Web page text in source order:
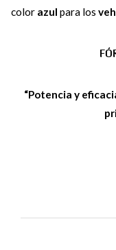
colorazul para los
“Potencia y